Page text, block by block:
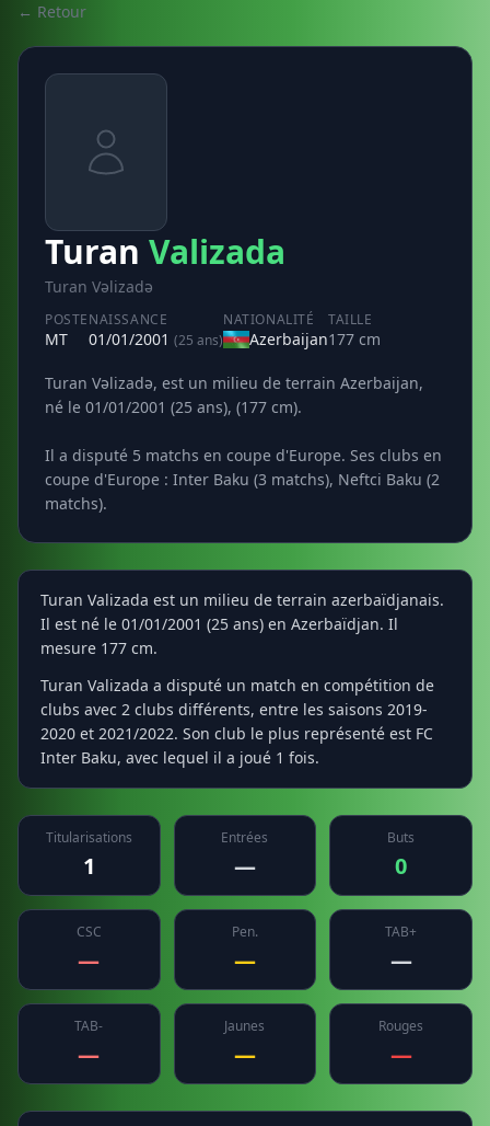
← Retour
Turan Valizada
Turan Vəlizadə
POSTE
MT
NAISSANCE
01/01/2001 (25 ans)
NATIONALITÉ
Azerbaijan
TAILLE
177 cm
Turan Vəlizadə, est un milieu de terrain Azerbaijan,
né le 01/01/2001 (25 ans), (177 cm).
Il a disputé 5 matchs en coupe d'Europe. Ses clubs en
coupe d'Europe : Inter Baku (3 matchs), Neftci Baku (2
matchs).
Turan Valizada est un milieu de terrain azerbaïdjanais.
Il est né le 01/01/2001 (25 ans) en Azerbaïdjan. Il
mesure 177 cm.
Turan Valizada a disputé un match en compétition de
clubs avec 2 clubs différents, entre les saisons 2019-
2020 et 2021/2022. Son club le plus représenté est FC
Inter Baku, avec lequel il a joué 1 fois.
Titularisations
1
Entrées
—
Buts
0
CSC
—
Pen.
—
TAB+
—
TAB-
—
Jaunes
—
Rouges
—